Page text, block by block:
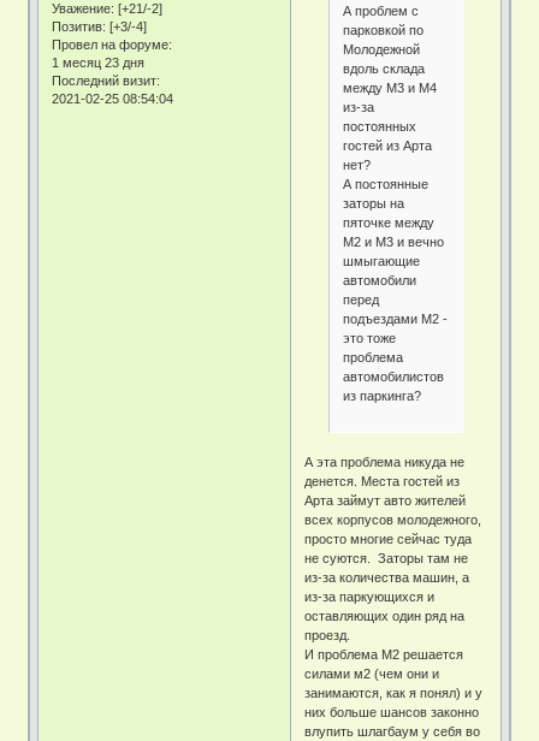
Уважение: [+21/-2]
Позитив: [+3/-4]
Провел на форуме:
1 месяц 23 дня
Последний визит:
2021-02-25 08:54:04
А проблем с
парковкой по
Молодежной
вдоль склада
между М3 и М4
из-за
постоянных
гостей из Арта
нет?
А постоянные
заторы на
пяточке между
М2 и М3 и вечно
шмыгающие
автомобили
перед
подъездами М2 -
это тоже
проблема
автомобилистов
из паркинга?
А эта проблема никуда не
денется. Места гостей из
Арта займут авто жителей
всех корпусов молодежного,
просто многие сейчас туда
не суются. Заторы там не
из-за количества машин, а
из-за паркующихся и
оставляющих один ряд на
проезд.
И проблема М2 решается
силами м2 (чем они и
занимаются, как я понял) и у
них больше шансов законно
влупить шлагбаум у себя во